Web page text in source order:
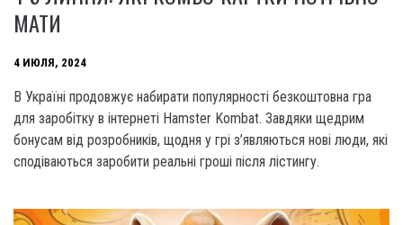
МАТИ
4 ИЮЛЯ, 2024
В Україні продовжує набирати популярності безкоштовна гра
для заробітку в інтернеті Hamster Kombat. Завдяки щедрим
бонусам від розробників, щодня у грі з’являються нові люди, які
сподіваються заробити реальні гроші після лістингу.